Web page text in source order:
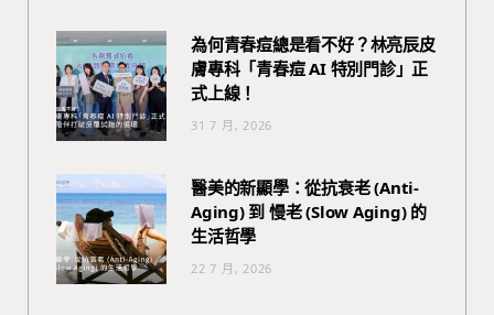
為何青春痘總是看不好？林亮辰皮
膚專科「青春痘 AI 特別門診」正
式上線！
31 7 月, 2026
醫美的新顯學：從抗衰老 (Anti-
Aging) 到 慢老 (Slow Aging) 的
生活哲學
22 7 月, 2026